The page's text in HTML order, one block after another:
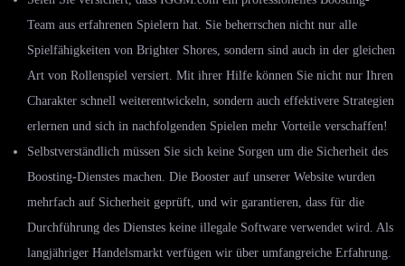
Team aus erfahrenen Spielern hat. Sie beherrschen nicht nur alle
Spielfähigkeiten von Brighter Shores, sondern sind auch in der gleichen
Art von Rollenspiel versiert. Mit ihrer Hilfe können Sie nicht nur Ihren
Charakter schnell weiterentwickeln, sondern auch effektivere Strategien
erlernen und sich in nachfolgenden Spielen mehr Vorteile verschaffen!
Selbstverständlich müssen Sie sich keine Sorgen um die Sicherheit des
Boosting-Dienstes machen. Die Booster auf unserer Website wurden
mehrfach auf Sicherheit geprüft, und wir garantieren, dass für die
Durchführung des Dienstes keine illegale Software verwendet wird. Als
langjähriger Handelsmarkt verfügen wir über umfangreiche Erfahrung.